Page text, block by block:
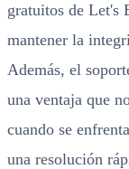
gratuitos de Let's
mantener la
Además, el
una ventaja que
cuando se
una resolución